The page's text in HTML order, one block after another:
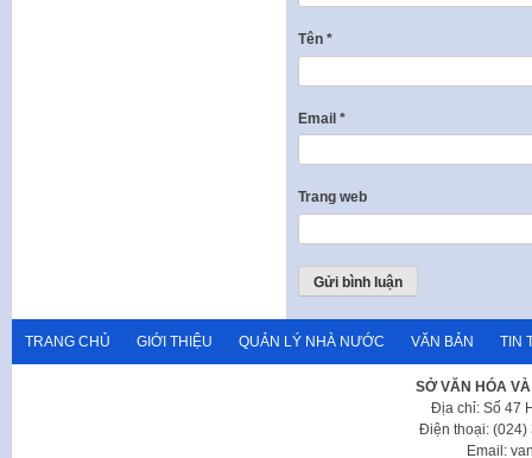
Tên *
Email *
Trang web
TRANG CHỦ GIỚI THIỆU QUẢN LÝ NHÀ NƯỚC VĂN BẢN TIN
SỞ VĂN HÓA
Địa chỉ: Số 47
Điện thoại: (024)
Email: